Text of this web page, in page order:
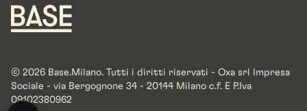
© 2026 Base.Milano. Tutti i diritti riservati - Oxa srl Impresa
Sociale - via Bergognone 34 - 20144 Milano c.f. E P.Iva
09102380962